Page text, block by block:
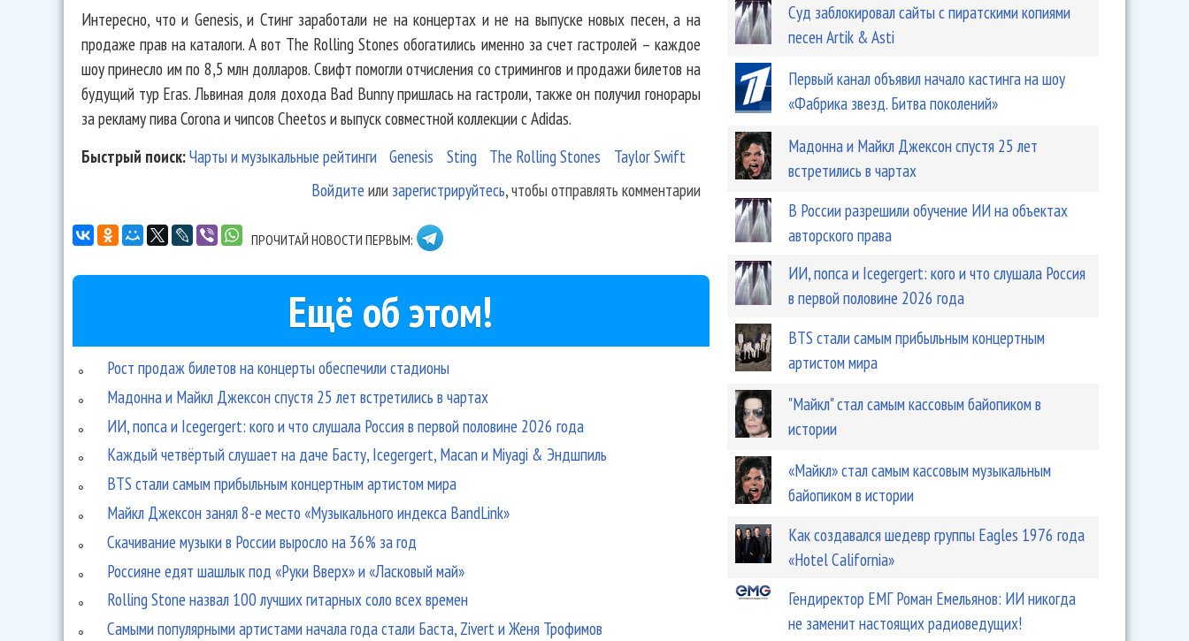
Интересно, что и Genesis, и Стинг заработали не на концертах и не на выпуске новых песен, а на
продаже прав на каталоги. А вот The Rolling Stones обогатились именно за счет гастролей – каждое
шоу принесло им по 8,5 млн долларов. Свифт помогли отчисления со стримингов и продажи билетов на
будущий тур Eras. Львиная доля дохода Bad Bunny пришлась на гастроли, также он получил гонорары
за рекламу пива Corona и чипсов Cheetos и выпуск совместной коллекции с Adidas.
Быстрый поиск:Чарты и музыкальные рейтинги Genesis Sting The Rolling Stones
Taylor Swift
Войдите или зарегистрируйтесь, чтобы отправлять комментарии
ПРОЧИТАЙ НОВОСТИ ПЕРВЫМ:
Ещё об этом!
Рост продаж билетов на концерты обеспечили стадионы
Мадонна и Майкл Джексон спустя 25 лет встретились в чартах
ИИ, попса и Icegergert: кого и что слушала Россия в первой половине 2026 года
Каждый четвёртый слушает на даче Басту, Icegergert, Macan и Miyagi & Эндшпиль
BTS стали самым прибыльным концертным артистом мира
Майкл Джексон занял 8-е место «Музыкального индекса BandLink»
Скачивание музыки в России выросло на 36% за год
Россияне едят шашлык под «Руки Вверх» и «Ласковый май»
Rolling Stone назвал 100 лучших гитарных соло всех времен
Самыми популярными артистами начала года стали Баста, Zivert и Женя Трофимов
Суд заблокировал сайты с пиратскими копиями
песен Artik & Asti
Первый канал объявил начало кастинга на шоу
«Фабрика звезд. Битва поколений»
Мадонна и Майкл Джексон спустя 25 лет
встретились в чартах
В России разрешили обучение ИИ на объектах
авторского права
ИИ, попса и Icegergert: кого и что слушала Россия
в первой половине 2026 года
BTS стали самым прибыльным концертным
артистом мира
"Майкл" стал самым кассовым байопиком в
истории
«Майкл» стал самым кассовым музыкальным
байопиком в истории
Как создавался шедевр группы Eagles 1976 года
«Hotel California»
Гендиректор ЕМГ Роман Емельянов: ИИ никогда
не заменит настоящих радиоведущих!